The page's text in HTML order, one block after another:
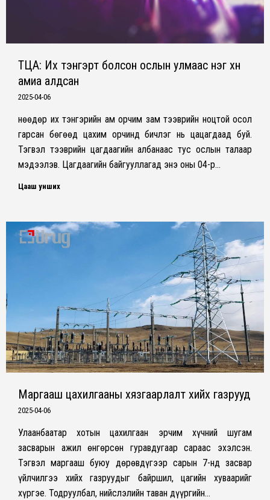
ТЦА: Их тэнгэрт болсон ослын улмаас нэг хүн
амиа алдсан
2025-04-06
Өнөөдөр их тэнгэрийн ам орчим зам тээврийн ноцтой осол
гарсан бөгөөд цахим орчинд бичлэг нь цацагдаад буй.
Тэгвэл тээврийн цагдаагийн албанаас тус ослын талаар
мэдээлэв. Цагдаагийн байгууллагад энэ оны 04-р…
Цааш унших
Маргааш цахилгааны хязгаарлалт хийх газрууд
2025-04-06
Улаанбаатар хотын цахилгаан эрчим хүчний шугам
засварын ажил өнгөрсөн гуравдугаар сараас эхэлсэн.
Тэгвэл маргааш буюу дөрөвдүгээр сарын 7-нд засвар
үйлчилгээ хийх газруудыг байршил, цагийн хуваарийг
хүргэе. Тодруулбал, нийслэлийн таван дүүргийн…